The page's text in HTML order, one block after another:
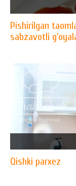
Pishirilgan
sabzavotli
Qishki parxez